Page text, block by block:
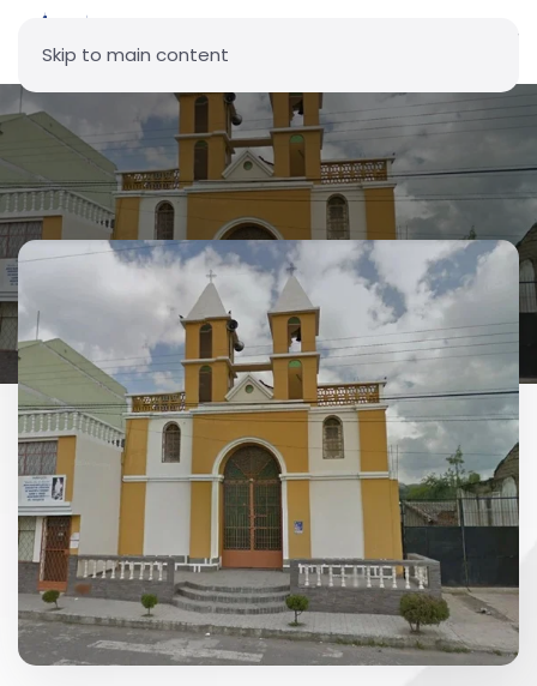
Skip to main content
Parroquia Nuestra Señora de
Lourdes - Juan Montalvo